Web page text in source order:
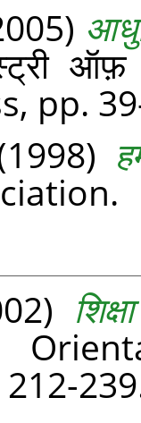
pp.
शिक्षा